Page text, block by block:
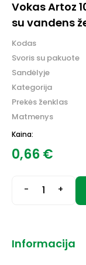
Vokas Artoz
su vandens
Kodas
Svoris su pakuote
Sandėlyje
Kategorija
Prekės ženklas
Matmenys
Kaina:
0,66€
- +
Informacija